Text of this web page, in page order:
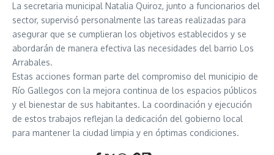
La secretaria municipal Natalia Quiroz, junto a funcionarios del
sector, supervisó personalmente las tareas realizadas para
asegurar que se cumplieran los objetivos establecidos y se
abordarán de manera efectiva las necesidades del barrio Los
Arrabales.
Estas acciones forman parte del compromiso del municipio de
Río Gallegos con la mejora continua de los espacios públicos
y el bienestar de sus habitantes. La coordinación y ejecución
de estos trabajos reflejan la dedicación del gobierno local
para mantener la ciudad limpia y en óptimas condiciones.